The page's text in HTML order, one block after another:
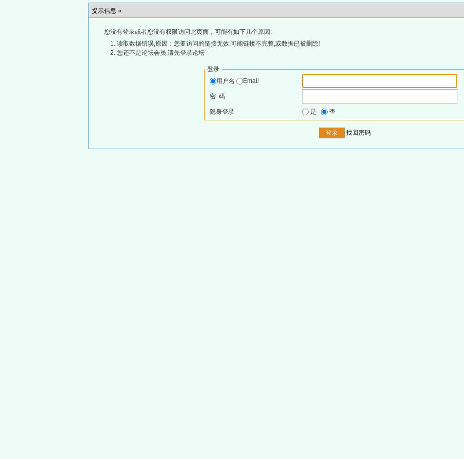
提示信息 »
您没有登录或者您没有权限访问此页面，可能有如下几个原因:
读取数据错误,原因：您要访问的链接无效,可能链接不完整,或数据已被删除!
您还不是论坛会员,请先登录论坛
登录
用户名
Email
密 码
隐身登录 是 否
找回密码